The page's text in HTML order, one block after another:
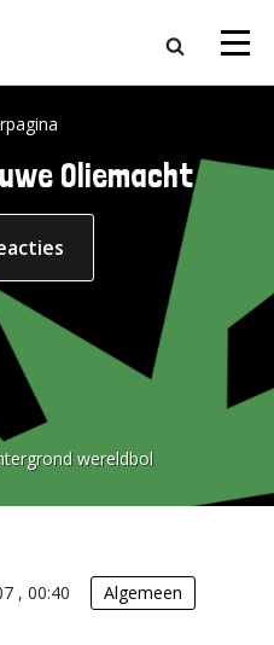
Oliemacht
wereldbol
, 00:40 Algemeen